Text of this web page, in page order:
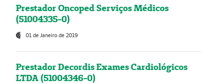
Prestador Oncoped Serviços Médicos
(51004335-0)
01 de Janeiro de 2019
Prestador Decordis Exames Cardiológicos
LTDA (51004346-0)